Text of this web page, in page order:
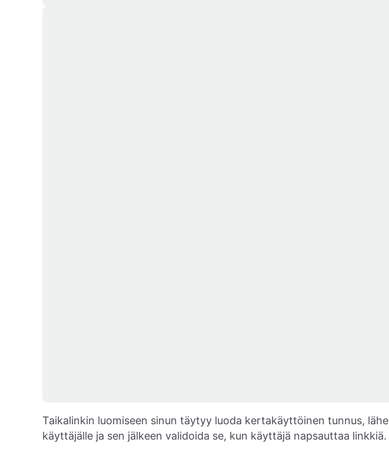
Taikalinkin luomiseen sinun täytyy luoda kertakäyttöinen tunnus,
käyttäjälle ja sen jälkeen validoida se, kun käyttäjä napsauttaa linkkiä.